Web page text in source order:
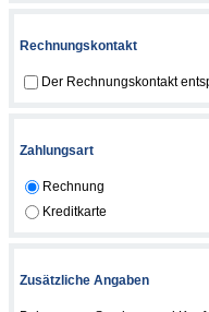
Rechnungskontakt
Der Rechnungskontakt
Zahlungsart
Rechnung
Kreditkarte
Zusätzliche Angaben